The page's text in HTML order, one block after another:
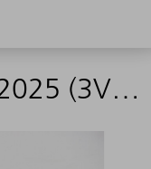
Lithiumbatterie CR2025 (3V) CPX